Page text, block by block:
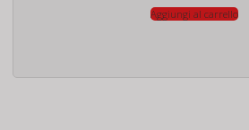
Aggiungi al carrello